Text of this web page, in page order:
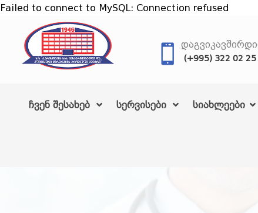
Failed to connect to MySQL: Connection refused
(+995) 322 02 25
ჩვენ შესახებ სერვისები სიახლეები